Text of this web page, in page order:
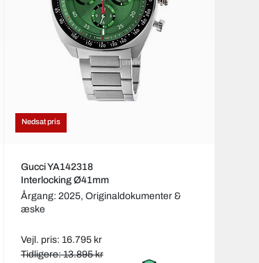
Nedsat pris
Gucci YA142318
Interlocking Ø41mm
Årgang: 2025, Originaldokumenter &
æske
Vejl. pris: 16.795 kr
Tidligere: 13.895 kr